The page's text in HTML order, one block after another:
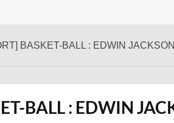
BASKET-BALL : EDWIN
BALL : EDWIN